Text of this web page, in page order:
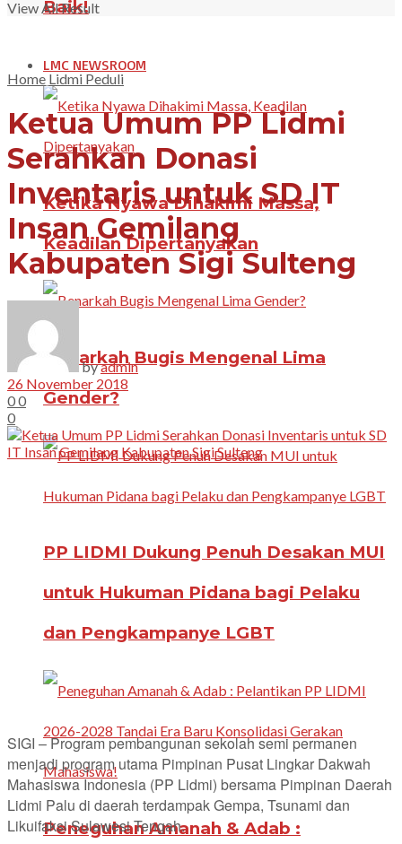
Baik!
LMC NEWSROOM
Ketika Nyawa Dihakimi Massa,
Keadilan Dipertanyakan
Benarkah Bugis Mengenal Lima
Gender?
PP LIDMI Dukung Penuh Desakan MUI
untuk Hukuman Pidana bagi Pelaku
dan Pengkampanye LGBT
Peneguhan Amanah & Adab :
View All Result
Home Lidmi Peduli
Ketua Umum PP Lidmi
Serahkan Donasi
Inventaris untuk SD IT
Insan Gemilang
Kabupaten Sigi Sulteng
byadmin
26 November 2018
00
0
SIGI – Program pembangunan sekolah semi permanen
menjadi program utama Pimpinan Pusat Lingkar Dakwah
Mahasiswa Indonesia (PP Lidmi) bersama Pimpinan Daerah
Lidmi Palu di daerah terdampak Gempa, Tsunami dan
Likuifaksi Sulawesi Tengah.